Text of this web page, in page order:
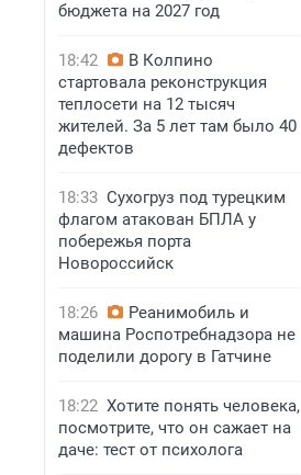
бюджета на 2027 год
18:42
В Колпино
стартовала реконструкция
теплосети на 12 тысяч
жителей. За 5 лет там было 40
дефектов
18:33 Сухогруз под турецким
флагом атакован БПЛА у
побережья порта
Новороссийск
18:26
Реанимобиль и
машина Роспотребнадзора не
поделили дорогу в Гатчине
18:22 Хотите понять человека,
посмотрите, что он сажает на
даче: тест от психолога